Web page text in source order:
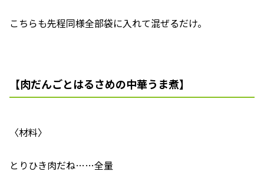
こちらも先程同様全部袋に入れて混ぜるだけ。
【肉だんごとはるさめの中華うま煮】
〈材料〉
とりひき肉だね……全量